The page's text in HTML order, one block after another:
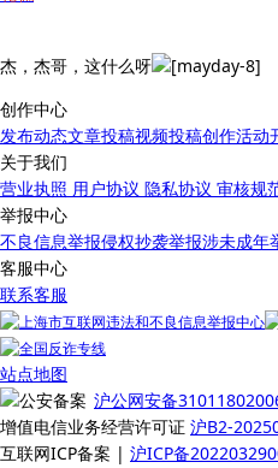
杰，杰哥，这什么呀
创作中心
发布动态文章投稿视频投稿创作活动
关于我们
营业执照 用户协议 隐私协议 审核规
举报中心
不良信息举报侵权抄袭举报涉未成年
客服中心
联系客服
站点地图
沪公网安备
增值电信业务经营许可证 沪B2-
互联网ICP备案 | 沪ICP备